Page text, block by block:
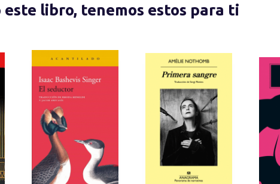
libro, tenemos estos para ti